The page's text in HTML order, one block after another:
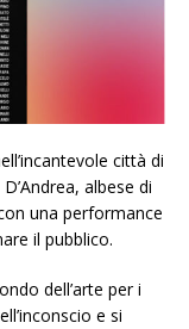
città di
albese di
una performance
il pubblico.
dell’arte per i
e si